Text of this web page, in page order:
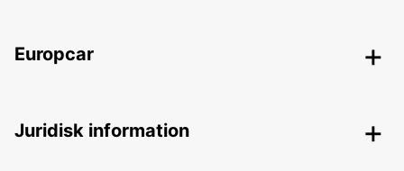
Europcar
Juridisk information